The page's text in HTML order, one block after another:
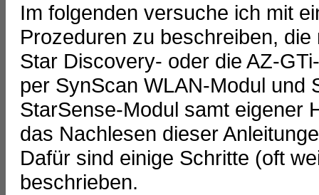
Im folgenden versuche ich mit
Prozeduren zu beschreiben,
Star Discovery- oder die AZ-
per SynScan WLAN-Modul und
StarSense-Modul samt eigener
das Nachlesen dieser
Dafür sind einige Schritte (oft
beschrieben.